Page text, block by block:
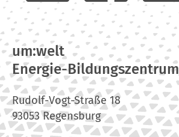
um:welt
Energie-Bildungszentrum
Rudolf-Vogt-Straße 18
93053 Regensburg